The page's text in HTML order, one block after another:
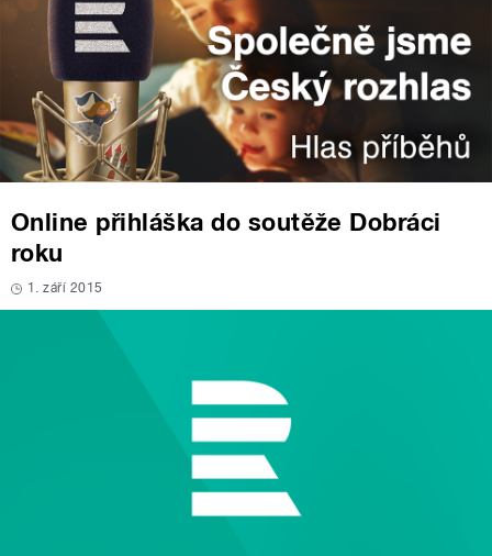
Online přihláška do soutěže Dobráci
roku
1. září 2015